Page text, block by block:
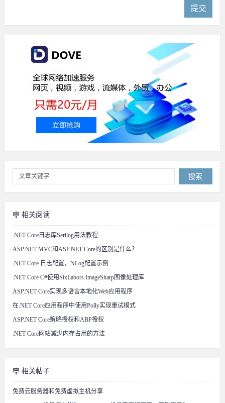
提交
搜索
相关阅读
.NET Core日志库Serilog用法教程
ASP.NET MVC和ASP.NET Core的区别是什么？
.NET Core 日志配置，NLog配置示例
.NET Core C#使用SixLabors.ImageSharp图像处理库
ASP.NET Core实现多语言本地化Web应用程序
在.NET Core应用程序中使用Polly实现重试模式
ASP.NET Core策略授权和ABP授权
.NET Core网站减少内存占用的方法
相关帖子
免费云服务器和免费虚拟主机分享